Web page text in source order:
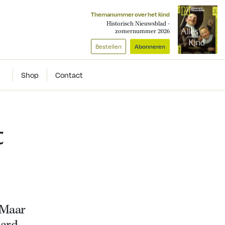
Themanummer over het kind
Historisch Nieuwsblad -
zomernummer 2026
Bestellen Abonneren
Shop Contact